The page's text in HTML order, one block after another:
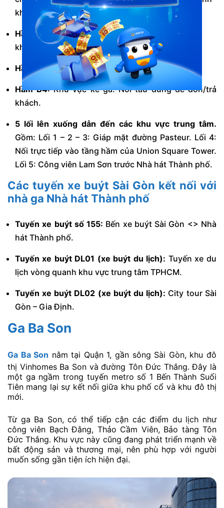
khách, nhà vệ sinh.
Hầm B2:
Khu vực ke ga. Nơi tàu dừng để đón/trả
khách.
Hầm B3:Khu vực kỹ thuật (nội bộ).
Hầm B4:Khu vực ke ga. Nơi tàu dừng để đón/trả
khách.
5 lối lên xuống dẫn đến các khu vực trung tâm.
Gồm: Lối 1 – 2 – 3: Giáp mặt đường Pasteur. Lối 4:
Nối trực tiếp vào tầng hầm của Union Square Tower.
Lối 5: Công viên Lam Sơn trước Nhà hát Thành phố.
Các tuyến xe buýt Sài Gòn kết nối với
nhà ga Nhà hát Thành phố
Tuyến xe buýt số 155: Bến xe buýt Sài Gòn <> Nhà
hát Thành phố.
Tuyến xe buýt DL01 (xe buýt du lịch): Tuyến xe du
lịch vòng quanh khu vực trung tâm TPHCM.
Tuyến xe buýt DL02 (xe buýt du lịch): City tour Sài
Gòn – Gia Định.
Ga Ba Son
Ga Ba Son nằm tại Quận 1, gần sông Sài Gòn, khu đô
thị Vinhomes Ba Son và đường Tôn Đức Thắng. Đây là
một ga ngầm trong tuyến metro số 1 Bến Thành Suối
Tiên mang lại sự kết nối giữa khu phố cổ và khu đô thị
mới.
Từ ga Ba Son, có thể tiếp cận các điểm du lịch như
công viên Bạch Đằng, Thảo Cầm Viên, Bảo tàng Tôn
Đức Thắng. Khu vực này cũng đang phát triển mạnh về
bất động sản và thương mại, nên phù hợp với người
muốn sống gần tiện ích hiện đại.